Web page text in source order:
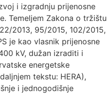
i izgradnju prijenosne
Temeljem Zakona o tržištu
2013, 95/2015, 102/2015,
je kao vlasnik prijenosne
kV, dužan izraditi i
energetske
tekstu: HERA),
i jednogodišnje